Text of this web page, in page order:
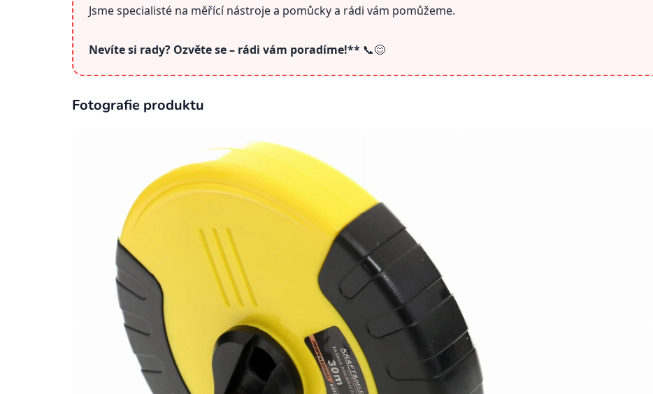
Jsme specialisté na měřící nástroje a pomůcky a rádi vám pomůžeme.
Nevíte si rady? Ozvěte se – rádi vám poradíme!** 📞😊
Fotografie produktu